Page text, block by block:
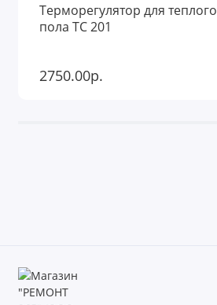
Терморегулятор для теплого
пола ТС 201
2750.00р.